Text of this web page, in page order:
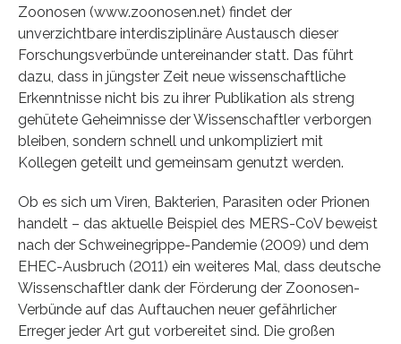
Zoonosen (www.zoonosen.net) findet der
unverzichtbare interdisziplinäre Austausch dieser
Forschungsverbünde untereinander statt. Das führt
dazu, dass in jüngster Zeit neue wissenschaftliche
Erkenntnisse nicht bis zu ihrer Publikation als streng
gehütete Geheimnisse der Wissenschaftler verborgen
bleiben, sondern schnell und unkompliziert mit
Kollegen geteilt und gemeinsam genutzt werden.
Ob es sich um Viren, Bakterien, Parasiten oder Prionen
handelt – das aktuelle Beispiel des MERS-CoV beweist
nach der Schweinegrippe-Pandemie (2009) und dem
EHEC-Ausbruch (2011) ein weiteres Mal, dass deutsche
Wissenschaftler dank der Förderung der Zoonosen-
Verbünde auf das Auftauchen neuer gefährlicher
Erreger jeder Art gut vorbereitet sind. Die großen